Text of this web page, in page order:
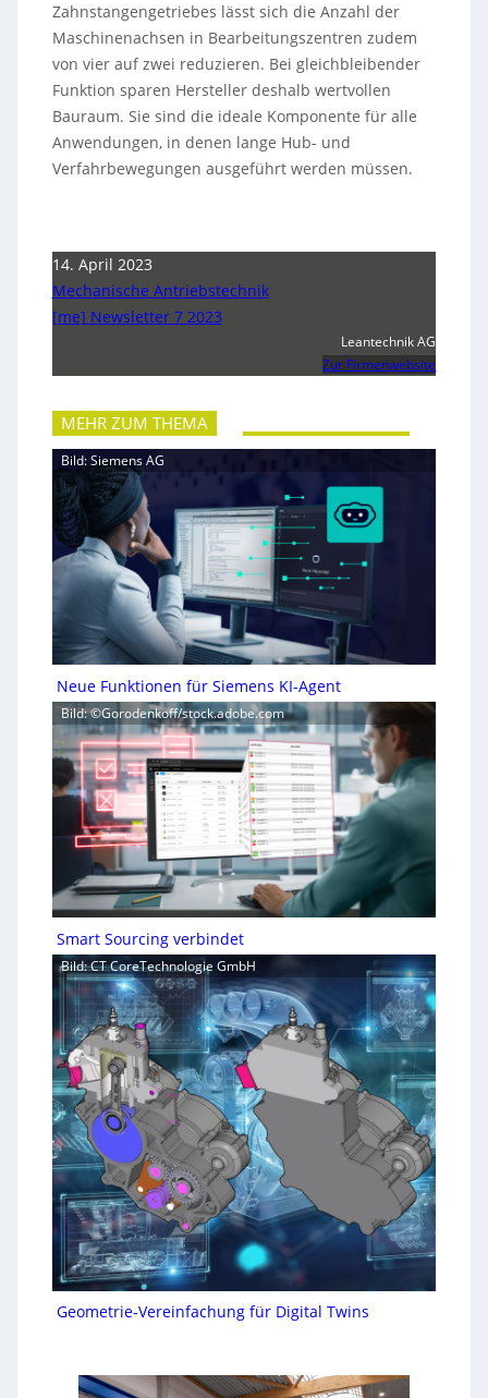
Zahnstangengetriebes lässt sich die Anzahl der
Maschinenachsen in Bearbeitungszentren zudem
von vier auf zwei reduzieren. Bei gleichbleibender
Funktion sparen Hersteller deshalb wertvollen
Bauraum. Sie sind die ideale Komponente für alle
Anwendungen, in denen lange Hub- und
Verfahrbewegungen ausgeführt werden müssen.
14. April 2023
Mechanische Antriebstechnik
[me] Newsletter 7 2023
Leantechnik AG
Zur Firmenwebsite
MEHR ZUM THEMA
Bild: Siemens AG
Neue Funktionen für Siemens KI-Agent
Bild: ©Gorodenkoff/stock.adobe.com
Smart Sourcing verbindet
Bild: CT CoreTechnologie GmbH
Geometrie-Vereinfachung für Digital Twins